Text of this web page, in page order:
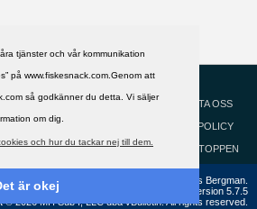
tjänster och vår kommunikation
på www.fiskesnack.com.Genom att
så godkänner du detta. Vi säljer
om dig.
och hur du tackar nej till dem.
är okej
HJÄLP
KONTAKTA OSS
COOKIEPOLICY
GÅ TILL TOPPEN
FiskeSnack.com. Grundad 2002 av Anders Bergman.
Version 5.7.5
© 2026 MH Sub I, LLC dba vBulletin. All rights reserved.